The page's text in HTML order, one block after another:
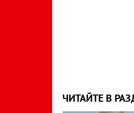
ЧИТАЙТЕ В